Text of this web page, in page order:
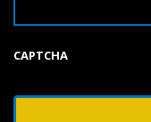
CAPTCHA